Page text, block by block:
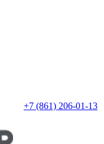
+7 (861) 206-01-13